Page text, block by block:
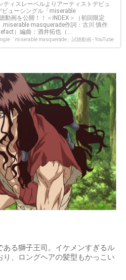
ティスレーベルよりアーティストデビュ
ビューシングル「miserable
動画を公開！！＜INDEX＞（初回限定
masquerade作詞：古川 慎作
）編曲：酒井拓也（...
「miserable masquerade」試聴動画 - YouTube
る獅子王司。イケメンすぎるル
り、ロングヘアの髪型もかっこい